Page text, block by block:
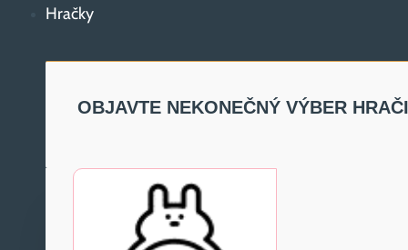
Hračky
OBJAVTE NEKONEČNÝ VÝBER